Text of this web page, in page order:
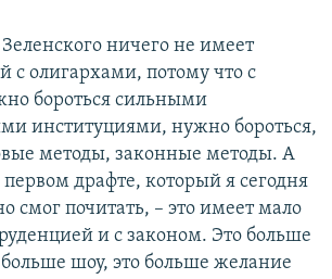
240p 360p 480p
720p 1080p
360p
480p
720p
1080p
ничего не имеет
с олигархами, потому что с
бороться сильными
институциями, нужно бороться,
методы, законные методы. А
первом драфте, который я сегодня
смог почитать, – это имеет мало
и с законом. Это больше
больше шоу, это больше желание